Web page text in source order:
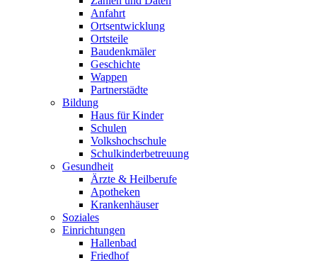
Anfahrt
Ortsentwicklung
Ortsteile
Baudenkmäler
Geschichte
Wappen
Partnerstädte
Bildung
Haus für Kinder
Schulen
Volkshochschule
Schulkinderbetreuung
Gesundheit
Ärzte & Heilberufe
Apotheken
Krankenhäuser
Soziales
Einrichtungen
Hallenbad
Friedhof